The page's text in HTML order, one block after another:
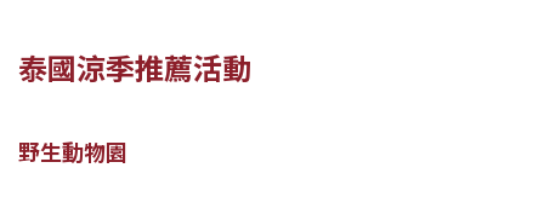
泰國涼季推薦活動
野生動物園